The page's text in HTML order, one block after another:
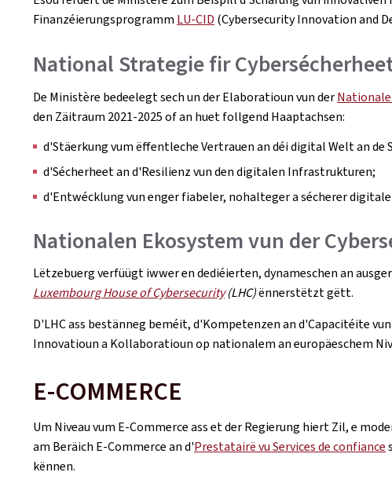
Finanzéierungsprogramm LU-CID (Cybersecurity Innovation and
National Strategie fir
De Ministère bedeelegt sech un der Elaboratioun vun der
den Zäitraum 2021-2025 of an huet follgend Haaptachsen:
d'Stäerkung vum ëffentleche Vertrauen an déi digital Welt an
d'Sécherheet an d'Resilienz vun den digitalen Infrastrukturen;
d'Entwécklung vun enger fiabeler, nohalteger a sécherer
Nationalen Ekosystem vun der
Lëtzebuerg verfüügt iwwer en dediéierten, dynameschen an
Luxembourg House of Cybersecurity(LHC)ënnerstëtzt gëtt.
D'LHC ass bestänneg beméit, d'Kompetenzen an d'Capacitéite
Innovatioun a Kollaboratioun op nationalem an europäeschem
E-COMMERCE
Um Niveau vum E-Commerce ass et der Regierung hiert Zil, e
am Beräich E-Commerce an d'Prestatairë vu Services de confiance
kënnen.